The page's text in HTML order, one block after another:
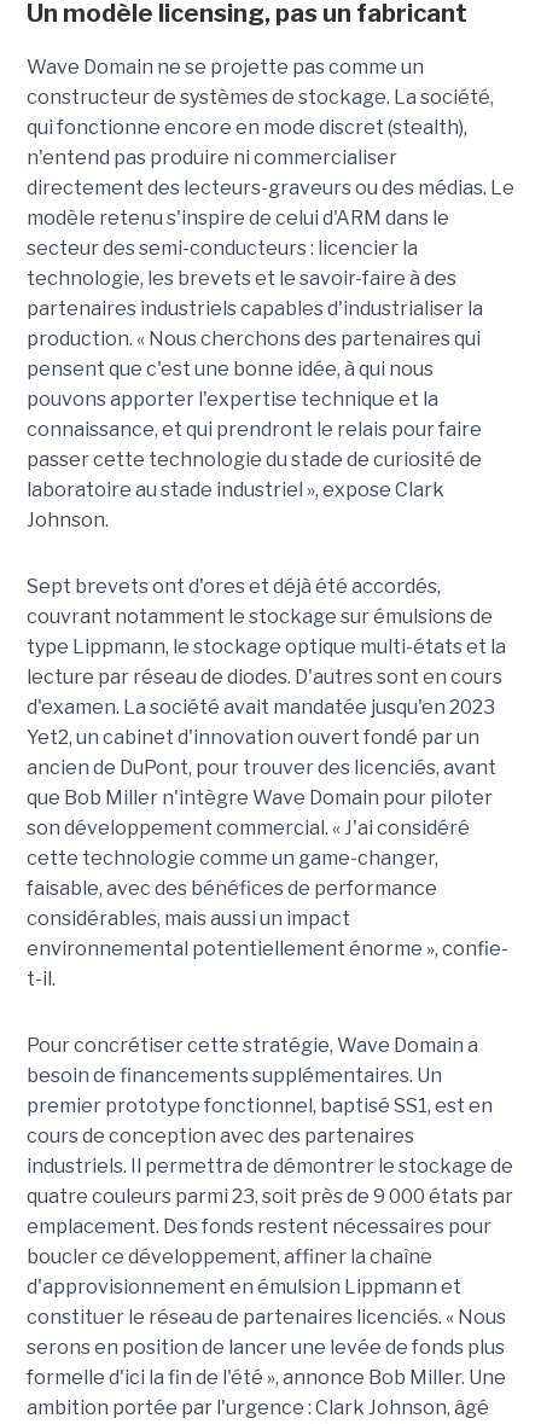
Un modèle licensing, pas un fabricant
Wave Domain ne se projette pas comme un
constructeur de systèmes de stockage. La société,
qui fonctionne encore en mode discret (stealth),
n'entend pas produire ni commercialiser
directement des lecteurs-graveurs ou des médias. Le
modèle retenu s'inspire de celui d'ARM dans le
secteur des semi-conducteurs : licencier la
technologie, les brevets et le savoir-faire à des
partenaires industriels capables d'industrialiser la
production. « Nous cherchons des partenaires qui
pensent que c'est une bonne idée, à qui nous
pouvons apporter l'expertise technique et la
connaissance, et qui prendront le relais pour faire
passer cette technologie du stade de curiosité de
laboratoire au stade industriel », expose Clark
Johnson.
Sept brevets ont d'ores et déjà été accordés,
couvrant notamment le stockage sur émulsions de
type Lippmann, le stockage optique multi-états et la
lecture par réseau de diodes. D'autres sont en cours
d'examen. La société avait mandatée jusqu'en 2023
Yet2, un cabinet d'innovation ouvert fondé par un
ancien de DuPont, pour trouver des licenciés, avant
que Bob Miller n'intègre Wave Domain pour piloter
son développement commercial. « J'ai considéré
cette technologie comme un game-changer,
faisable, avec des bénéfices de performance
considérables, mais aussi un impact
environnemental potentiellement énorme », confie-
t-il.
Pour concrétiser cette stratégie, Wave Domain a
besoin de financements supplémentaires. Un
premier prototype fonctionnel, baptisé SS1, est en
cours de conception avec des partenaires
industriels. Il permettra de démontrer le stockage de
quatre couleurs parmi 23, soit près de 9 000 états par
emplacement. Des fonds restent nécessaires pour
boucler ce développement, affiner la chaîne
d'approvisionnement en émulsion Lippmann et
constituer le réseau de partenaires licenciés. « Nous
serons en position de lancer une levée de fonds plus
formelle d'ici la fin de l'été », annonce Bob Miller. Une
ambition portée par l'urgence : Clark Johnson, âgé